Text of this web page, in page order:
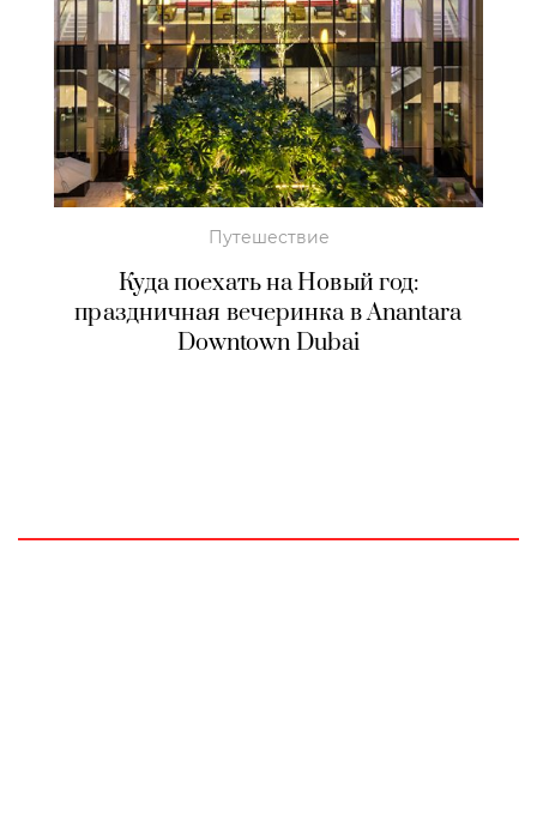
Путешествие
Куда поехать на Новый год:
праздничная вечеринка в Anantara
Downtown Dubai